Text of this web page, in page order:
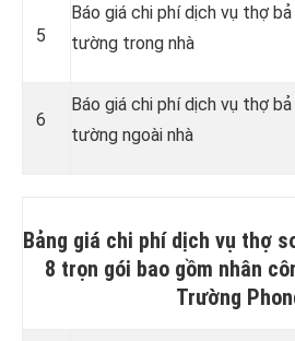
5
Báo giá chi phí dịch vụ thợ bả
tường trong nhà
6
Báo giá chi phí dịch vụ thợ bả
tường ngoài nhà
Bảng giá chi phí dịch vụ thợ
8 trọn gói bao gồm nhân
Trường